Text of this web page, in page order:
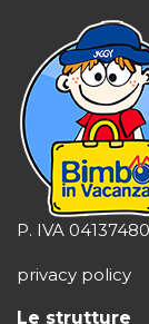
P. IVA
privacy policy
Le strutture